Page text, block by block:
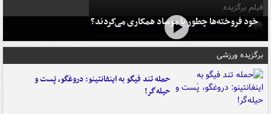
فیلم برگزیده
خود فروخته‌ها چطور با موساد همکاری می‌کردند؟
برگزیده ورزشی
حمله تند فیگو به اینفانتینو: دروغگو، پَست‌ و
حیله‌گر!